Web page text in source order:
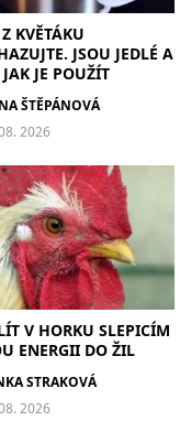
KVĚTÁKU
JSOU JEDLÉ A
JE POUŽÍT
ŠTĚPÁNOVÁ
2026
V HORKU SLEPICÍM
ENERGII DO ŽIL
STRAKOVÁ
2026